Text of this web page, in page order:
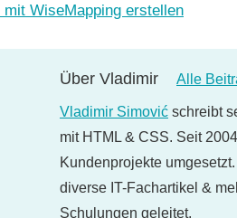
mit WiseMapping erstellen
Über Vladimir Alle
Vladimir Simović schreibt
mit HTML & CSS. Seit
Kundenprojekte
diverse IT-Fachartikel &
Schulungen geleitet.